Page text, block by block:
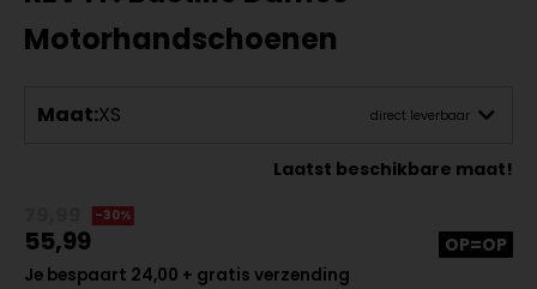
Motorhandschoenen
Maat:XS direct leverbaar
Laatst beschikbare maat!
-30%
55,99
Je bespaart 24,00 + gratis verzending
OP=OP